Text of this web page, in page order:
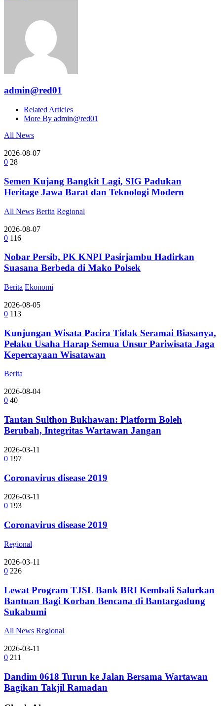
admin@red01
Related Articles
More By admin@red01
All News
2026-08-07
0 28
Semen Kujang Bangkit Lagi, SIG Padukan
Heritage Jawa Barat dan Teknologi Modern
All News Berita Regional
2026-08-07
0 116
Nobar Persib, PK KNPI Pasirjambu Hadirkan
Suasana Berbeda di Mako Polsek
Berita Ekonomi
2026-08-05
0 113
Kunjungan Wisata Pacira Tidak Seramai Biasanya,
Pelaku Usaha Harap Semua Unsur Pariwisata Jaga
Kepercayaan Wisatawan
Berita
2026-08-04
0 40
Tantan Sulthon Bukhawan: Platform Boleh
Berubah, Integritas Wartawan Jangan
2026-03-11
0 197
Coronavirus disease 2019
2026-03-11
0 193
Coronavirus disease 2019
Regional
2026-03-11
0 226
Lewat Program TJSL Bank BRI Kembali Salurkan
Bantuan Bagi Korban Bencana di Bantargadung
Sukabumi
All News Regional
2026-03-11
0 211
Dandim 0618 Turun ke Jalan Bersama Wartawan
Bagikan Takjil Ramadan